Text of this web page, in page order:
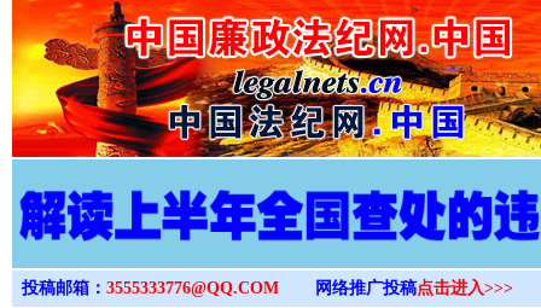
>
投稿邮箱： 3555333776@QQ.COM 网络推广投稿点击进入>>>